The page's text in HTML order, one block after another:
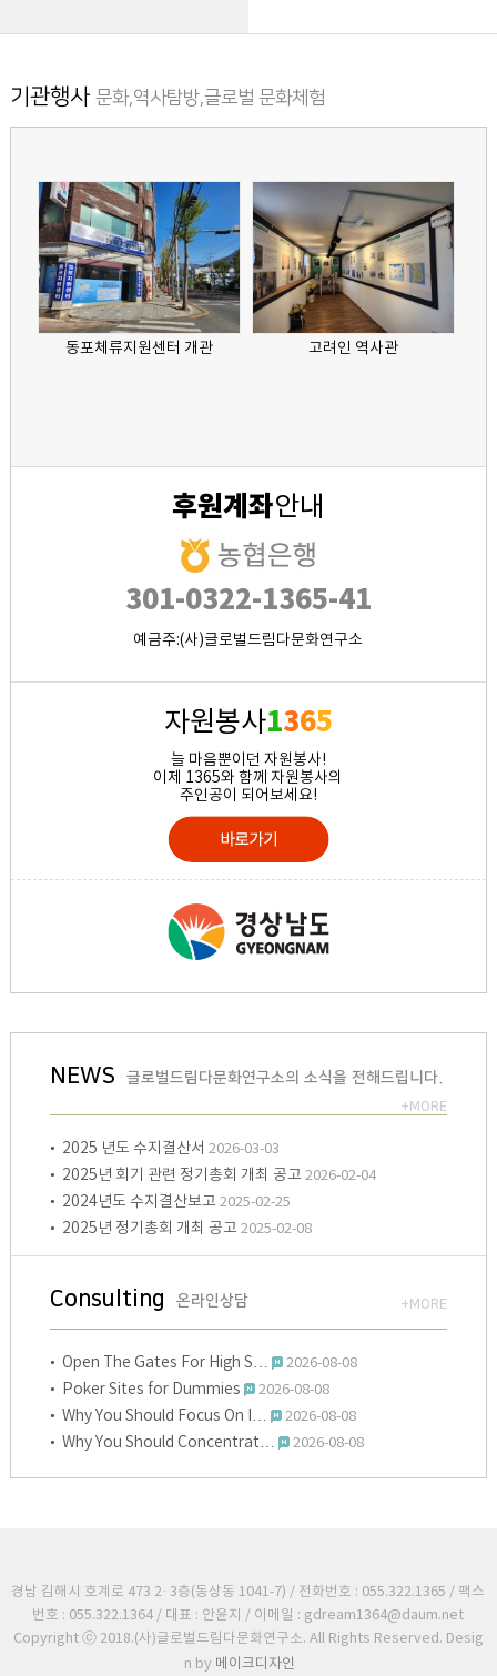
기관행사 문화,역사탐방,글로벌 문화체험
동포체류지원센터 개관 고려인 역사관
후원계좌안내
301-0322-1365-41
예금주:(사)글로벌드림다문화연구소
자원봉사1365
늘 마음뿐이던 자원봉사!
이제 1365와 함께 자원봉사의
주인공이 되어보세요!
NEWS 글로벌드림다문화연구소의 소식을 전해드립니다.
+MORE
• 2025 년도 수지결산서 2026-03-03
• 2025년 회기 관련 정기총회 개최 공고 2026-02-04
• 2024년도 수지결산보고 2025-02-25
• 2025년 정기총회 개최 공고 2025-02-08
Consulting 온라인상담 +MORE
• Open The Gates For High S… 2026-08-08
• Poker Sites for Dummies 2026-08-08
• Why You Should Focus On I… 2026-08-08
• Why You Should Concentrat… 2026-08-08
경남 김해시 호계로 473 2· 3층(동상동 1041-7) / 전화번호 : 055.322.1365 / 팩스
번호 : 055.322.1364 / 대표 : 안윤지 / 이메일 : gdream1364@daum.net
Copyright ⓒ 2018.(사)글로벌드림다문화연구소. All Rights Reserved. Desig
n by 메이크디자인